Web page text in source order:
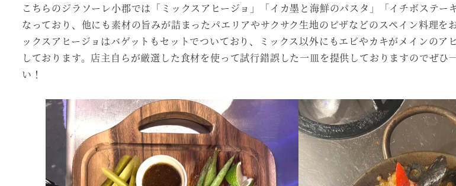
こちらのジラソーレ小郡では「ミックスアヒージョ」「イカ墨と海鮮のパスタ」「イチボステー
なっており、他にも素材の旨みが詰まったパエリアやサクサク生地のピザなどのスペイン料理を
ックスアヒージョはバゲットもセットでついており、ミックス以外にもエビやカキがメインのア
しております。店主自らが厳選した食材を使って試行錯誤した一皿を提供しておりますのでぜひ
い！